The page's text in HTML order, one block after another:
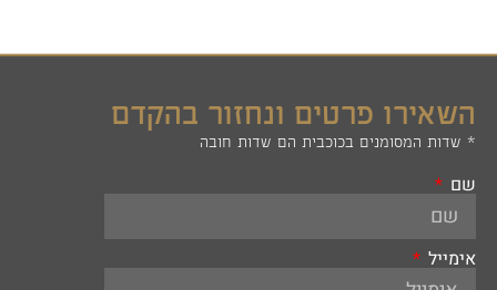
השאירו פרטים ונחזור בהקדם
* שדות המסומנים בכוכבית הם שדות חובה
שם
אימייל